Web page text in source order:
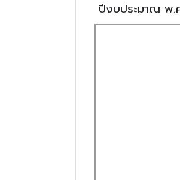
ปีงบประมาณ พ.